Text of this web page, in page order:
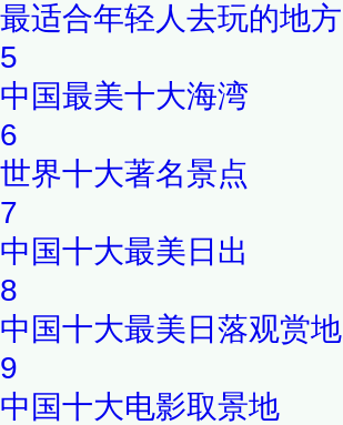
最适合年轻人去玩的地方
5
中国最美十大海湾
6
世界十大著名景点
7
中国十大最美日出
8
中国十大最美日落观赏地
9
中国十大电影取景地